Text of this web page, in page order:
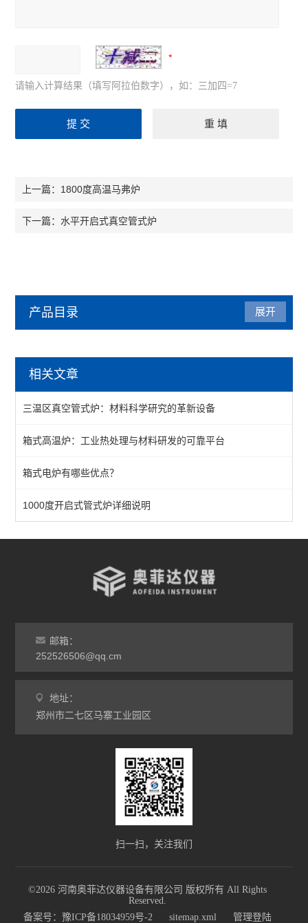
请输入计算结果（填写阿拉伯数字），如：三加四=7
上一篇： 1800度高温马弗炉
下一篇：水平开启式真空管式炉
产品目录
管式气氛炉
1200℃管式炉
1400℃管式炉
1700℃管式炉
立式多温区管式炉
查看全部 >>
展开
相关文章
三温区真空管式炉：材料科学研究的革新设备
箱式高温炉：工业热处理与材料研发的可靠平台
箱式电炉有哪些优点？
1000度开启式管式炉详细说明
邮箱：
252526506@qq.cm
地址：
郑州市二七区马寨工业园区
扫一扫，关注我们
©2026 河南奥菲达仪器设备有限公司 版权所有 All Rights
Reserved.
备案号：豫ICP备18034959号-2
sitemap.xml 管理登陆